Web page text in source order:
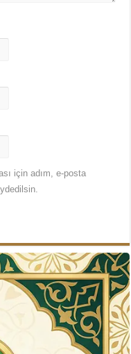
için adım, e-posta